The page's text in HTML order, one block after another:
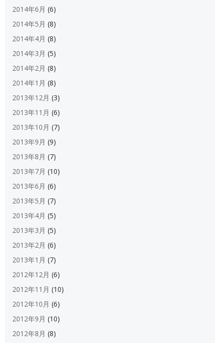
2014年6月 (6)
2014年5月 (8)
2014年4月 (8)
2014年3月 (5)
2014年2月 (8)
2014年1月 (8)
2013年12月 (3)
2013年11月 (6)
2013年10月 (7)
2013年9月 (9)
2013年8月 (7)
2013年7月 (10)
2013年6月 (6)
2013年5月 (7)
2013年4月 (5)
2013年3月 (5)
2013年2月 (6)
2013年1月 (7)
2012年12月 (6)
2012年11月 (10)
2012年10月 (6)
2012年9月 (10)
2012年8月 (8)